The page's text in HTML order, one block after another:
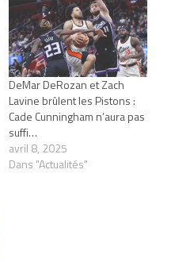
DeMar DeRozan et Zach
Lavine brûlent les Pistons :
Cade Cunningham n’aura pas
suffi…
avril 8, 2025
Dans "Actualités"